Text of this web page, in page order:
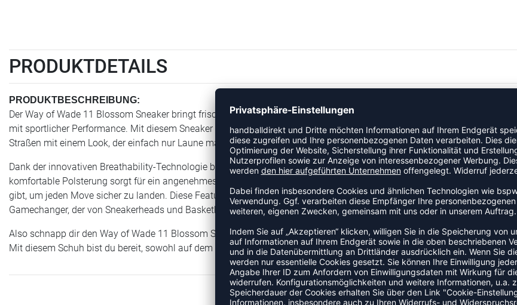
PRODUKTDETAILS
PRODUKTBESCHREIBUNG:
Der Way of Wade 11 Blossom Sneaker bringt frischen Wind in deinen Schuhschrank und vereint stylische Blüten-Designs
mit sportlicher Performance. Mit diesem Sneaker von Way of Wade rockst du nicht nur das Spielfeld, sondern auch die
Straßen mit einem Look, der einfach nur Laune macht.
Dank der innovativen Breathability-Technologie bleiben deine Füße auch bei hitzigen Matches cool und trocken. Die
komfortable Polsterung sorgt für ein angenehmes Tragegefühl, während die robuste Sohle dir den nötigen Grip und Halt
gibt, um jeden Move sicher zu landen. Diese Features machen den Way of Wade 11 Blossom zu einem echten
Gamechanger, der von Sneakerheads und Basketball-Fans gleichermaßen gefeiert wird.
Also schnapp dir den Way of Wade 11 Blossom Sneaker bei uns und erlebe, wie sich Style und Funktion perfekt ergänzen.
Mit diesem Schuh bist du bereit, sowohl auf dem Court als auch in der City zu glänzen.
ZULETZT ANGESEHEN